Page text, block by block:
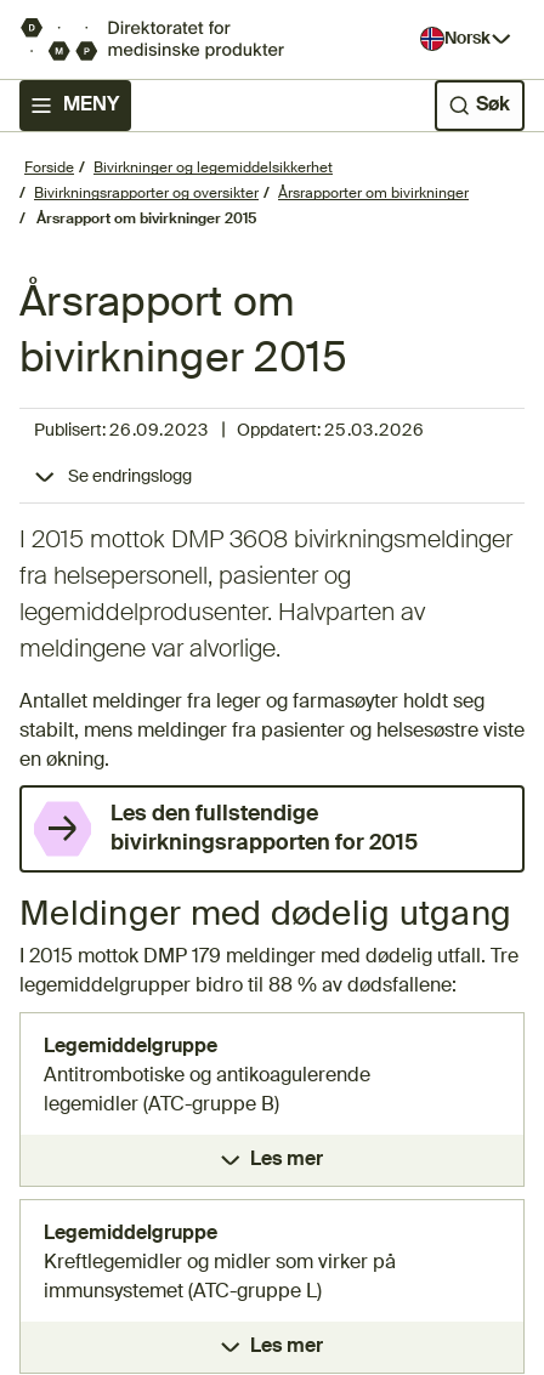
Norsk
MENY Søk
Forside
Bivirkninger og legemiddelsikkerhet
Bivirkningsrapporter og oversikter
Årsrapporter om bivirkninger
Årsrapport om bivirkninger 2015
Årsrapport om
bivirkninger 2015
Publisert: 26.09.2023 Oppdatert:25.03.2026
Se endringslogg
I 2015 mottok DMP 3608 bivirkningsmeldinger
fra helsepersonell, pasienter og
legemiddelprodusenter. Halvparten av
meldingene var alvorlige. ​​​
Antallet meldinger fra leger og farmasøyter holdt seg
stabilt, mens meldinger fra pasienter og helsesøstre viste
en økning.
Les den fullstendige
bivirkningsrapporten for 2015
Meldinger med dødelig utgang
I 2015 mottok DMP 179 meldinger med dødelig utfall. Tre
legemiddelgrupper bidro til 88 % av dødsfallene:​
Legemiddelgruppe
Antitrombotiske og ​​antikoagulerende
legemidler (ATC-gruppe B)
Les mer
Legemiddelgruppe
Kreftlegemidler og midler som virker på
immunsystemet (ATC-gruppe L)​
Les mer